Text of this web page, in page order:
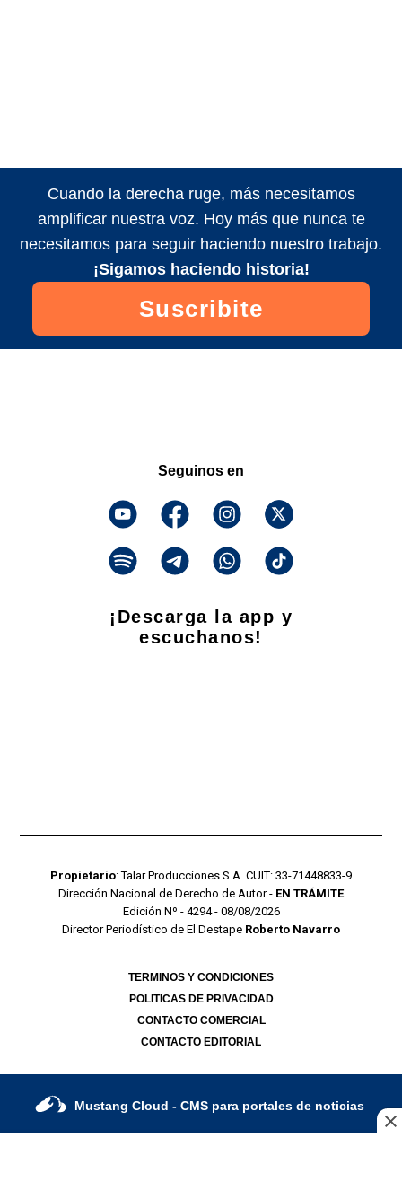
Cuando la derecha ruge, más necesitamos
amplificar nuestra voz. Hoy más que nunca te
necesitamos para seguir haciendo nuestro trabajo.
¡Sigamos haciendo historia!
Suscribite
Seguinos en
¡Descarga la app y
escuchanos!
Propietario: Talar Producciones S.A. CUIT: 33-71448833-9
Dirección Nacional de Derecho de Autor - EN TRÁMITE
Edición Nº - 4294 - 08/08/2026
Director Periodístico de El Destape Roberto Navarro
TERMINOS Y CONDICIONES
POLITICAS DE PRIVACIDAD
CONTACTO COMERCIAL
CONTACTO EDITORIAL
Mustang Cloud - CMS para portales de noticias